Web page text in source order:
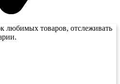
любимых товаров, отслеживать